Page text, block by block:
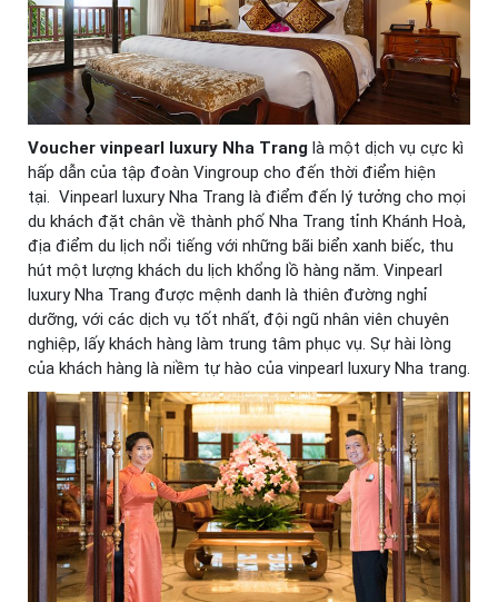
Voucher vinpearl luxury Nha Trang là một dịch vụ cực kì
hấp dẫn của tập đoàn Vingroup cho đến thời điểm hiện
tại. Vinpearl luxury Nha Trang là điểm đến lý tưởng cho mọi
du khách đặt chân về thành phố Nha Trang tỉnh Khánh Hoà,
địa điểm du lịch nổi tiếng với những bãi biển xanh biếc, thu
hút một lượng khách du lịch khổng lồ hàng năm. Vinpearl
luxury Nha Trang được mệnh danh là thiên đường nghỉ
dưỡng, với các dịch vụ tốt nhất, đội ngũ nhân viên chuyên
nghiệp, lấy khách hàng làm trung tâm phục vụ. Sự hài lòng
của khách hàng là niềm tự hào của vinpearl luxury Nha trang.